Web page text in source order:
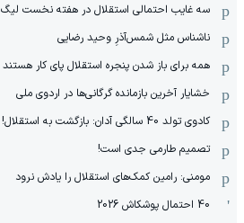
سه غایب احتمالی استقلال در هفته نخست لیگ
ناشناس مثل شمس‌آذرِ وحید رضایی
همه برای باز شدن پنجره استقلال پای کار هستند
خشایار آخرین بازمانده گرگانی‌ها در اردوی ملی
کادوی تولد 40 سالگی آدان: بازگشت به استقلال!
تصمیم طارمی جدی است!
مومنی: رامین کمک‌های استقلال را یادش نرود
40 احتمال پوشکاش 2026